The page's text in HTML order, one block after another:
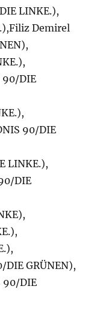
LINKE.),
Demirel
90/DIE
90/DIE
LINKE.),
DIE
GRÜNEN),
90/DIE